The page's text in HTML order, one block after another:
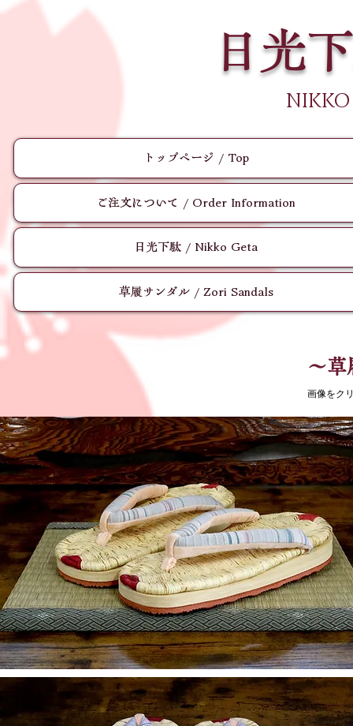
日光
トップページ / Top
ご注文について / Order Information
日光下駄 / Nikko Geta
草履サンダル / Zori Sandals
～草
画像をク